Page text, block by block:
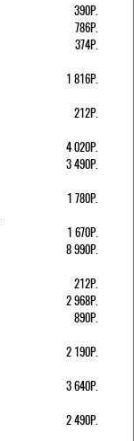
390Р.
786Р.
374Р.
1 816Р.
212Р.
4 020Р.
3 490Р.
1 780Р.
1 670Р.
8 990Р.
212Р.
2 968Р.
890Р.
2 190Р.
3 640Р.
2 490Р.